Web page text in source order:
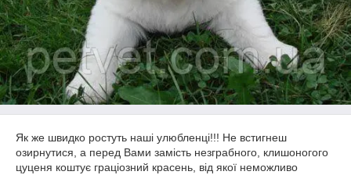
Як же швидко ростуть наші улюбленці!!! Не встигнеш
озирнутися, а перед Вами замість незграбного, клишоногого
цуценя коштує граціозний красень, від якої неможливо